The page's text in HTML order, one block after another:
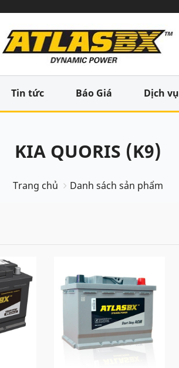
Tin tức Báo Giá Dịch vụ
KIA QUORIS (K9)
Trang chủ Danh sách sản phẩm